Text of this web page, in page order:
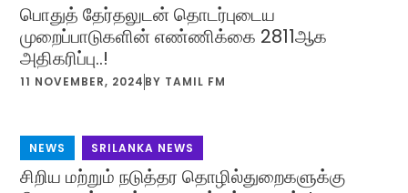
பொதுத் தேர்தலுடன் தொடர்புடைய
முறைப்பாடுகளின் எண்ணிக்கை 2811ஆக
அதிகரிப்பு..!
11 NOVEMBER, 2024 BY TAMIL FM
NEWS SRILANKA NEWS
சிறிய மற்றும் நடுத்தர தொழில்துறைகளுக்கு